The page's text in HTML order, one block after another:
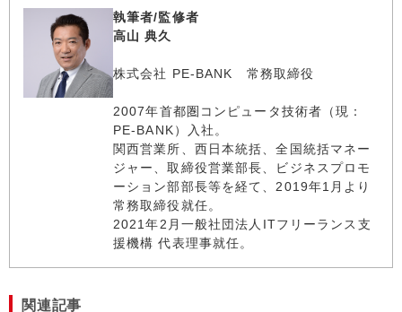
執筆者/監修者
高山 典久
株式会社 PE-BANK 常務取締役
2007年首都圏コンピュータ技術者（現：
PE-BANK）入社。
関西営業所、西日本統括、全国統括マネー
ジャー、取締役営業部長、ビジネスプロモ
ーション部部長等を経て、2019年1月より
常務取締役就任。
2021年2月一般社団法人ITフリーランス支
援機構 代表理事就任。
関連記事